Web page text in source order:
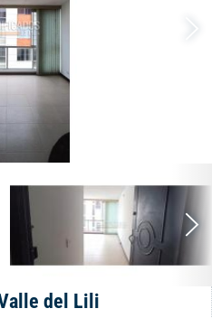
del Lili